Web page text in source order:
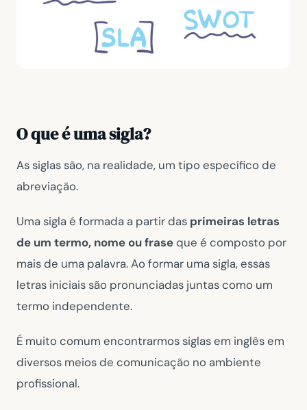
O que é uma sigla?
As siglas são, na realidade, um tipo específico de
abreviação.
Uma sigla é formada a partir das primeiras letras
de um termo, nome ou fraseque é composto por
mais de uma palavra. Ao formar uma sigla, essas
letras iniciais são pronunciadas juntas como um
termo independente.
É muito comum encontrarmos siglas em inglês em
diversos meios de comunicação no ambiente
profissional.